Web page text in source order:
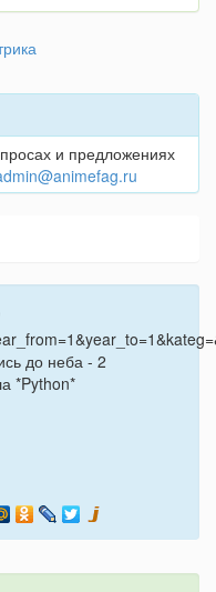
и предложениях
до неба - 2
*Python*